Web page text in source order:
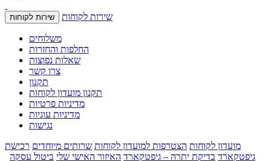
שירות לקוחות שירות לקוחות
משלוחים
החלפות והחזרות
שאלות נפוצות
צרו קשר
תקנון
תקנון מועדון לקוחות
מדיניות פרטיות
מדיניות עוגיות
נגישות
מועדון לקוחות הצטרפות למועדון לקוחות שרותים מיוחדים רכישת
גיפטקארד בדיקת יתרה – גיפטקארד האיזור האישי שלי ביטול עסקה